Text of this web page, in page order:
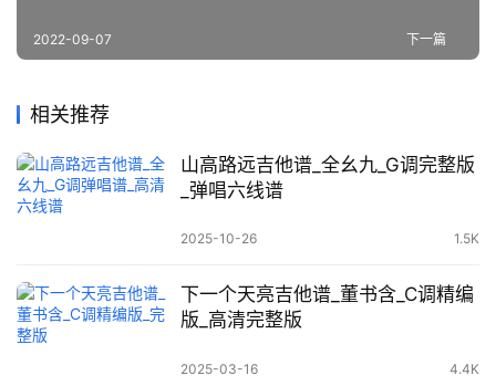
下一篇
2022-09-07
相关推荐
山高路远吉他谱_全幺九_G调完整版
_弹唱六线谱
2025-10-26 1.5K
下一个天亮吉他谱_董书含_C调精编
版_高清完整版
2025-03-16 4.4K